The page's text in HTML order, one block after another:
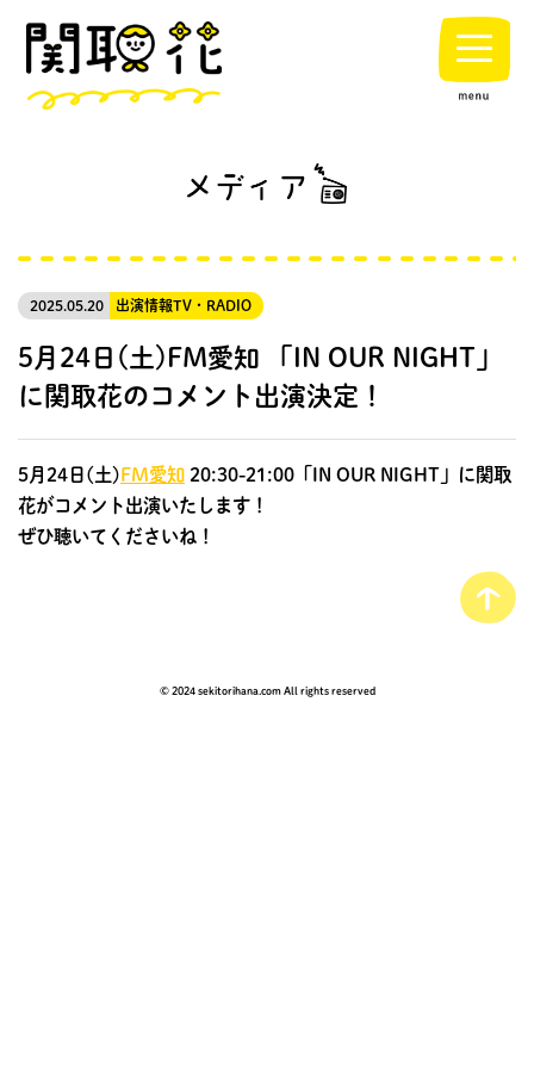
2025.05.20 出演情報TV・RADIO
5月24日(土)FM愛知 「IN OUR NIGHT」
に関取花のコメント出演決定！
5月24日(土)FM愛知 20:30-21:00「IN OUR NIGHT」に関取
花がコメント出演いたします！
ぜひ聴いてくださいね！
© 2024 sekitorihana.com All rights reserved